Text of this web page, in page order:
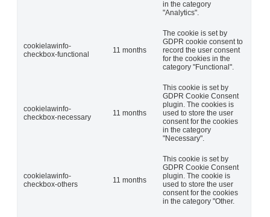
in the category
"Analytics".
cookielawinfo-
checkbox-functional
11 months
The cookie is set by
GDPR cookie consent to
record the user consent
for the cookies in the
category "Functional".
cookielawinfo-
checkbox-necessary
11 months
This cookie is set by
GDPR Cookie Consent
plugin. The cookies is
used to store the user
consent for the cookies
in the category
"Necessary".
cookielawinfo-
checkbox-others
11 months
This cookie is set by
GDPR Cookie Consent
plugin. The cookie is
used to store the user
consent for the cookies
in the category "Other.